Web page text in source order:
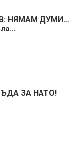
НЯМАМ ДУМИ…
ЗА НАТО!